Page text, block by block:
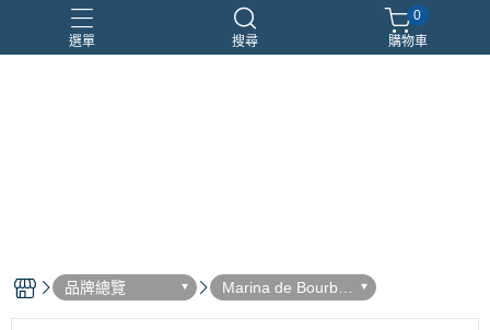
選單 搜尋
0
購物車
品牌總覽
Marina de Bourbo
n 瑪莉安娜